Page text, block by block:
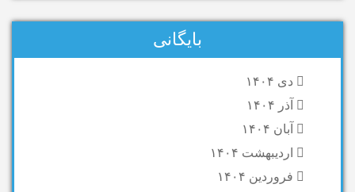
بایگانی
دی ۱۴۰۴
آذر ۱۴۰۴
آبان ۱۴۰۴
اردیبهشت ۱۴۰۴
فروردین ۱۴۰۴